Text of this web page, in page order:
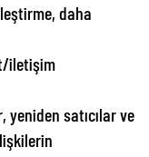
daha
iletişim
satıcılar ve